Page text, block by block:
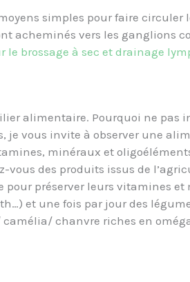
simples pour faire circuler
acheminés vers les ganglions
le brossage à sec et drainage
alimentaire. Pourquoi ne pas
je vous invite à observer une
minéraux et
vous des produits issus de
préserver leurs vitamines et
et une fois par jour des
chanvre riches en